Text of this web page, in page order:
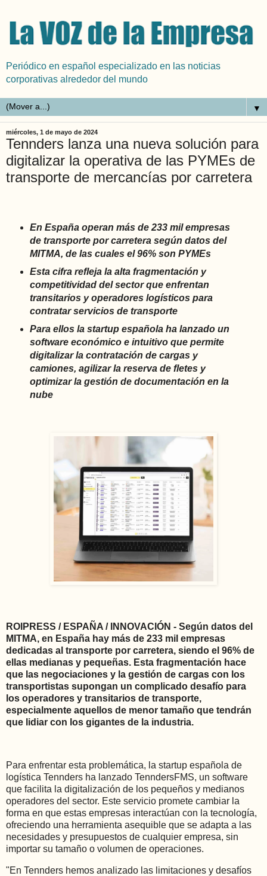
Periódico en español especializado en las noticias
corporativas alrededor del mundo
▼
miércoles, 1 de mayo de 2024
Tennders lanza una nueva solución para
digitalizar la operativa de las PYMEs de
transporte de mercancías por carretera
En España operan más de 233 mil empresas
de transporte por carretera según datos del
MITMA, de las cuales el 96% son PYMEs
Esta cifra refleja la alta fragmentación y
competitividad del sector que enfrentan
transitarios y operadores logísticos para
contratar servicios de transporte
Para ellos la startup española ha lanzado un
software económico e intuitivo que permite
digitalizar la contratación de cargas y
camiones, agilizar la reserva de fletes y
optimizar la gestión de documentación en la
nube
ROIPRESS / ESPAÑA / INNOVACIÓN - Según datos del
MITMA, en España hay más de 233 mil empresas
dedicadas al transporte por carretera, siendo el 96% de
ellas medianas y pequeñas. Esta fragmentación hace
que las negociaciones y la gestión de cargas con los
transportistas supongan un complicado desafío para
los operadores y transitarios de transporte,
especialmente aquellos de menor tamaño que tendrán
que lidiar con los gigantes de la industria.
Para enfrentar esta problemática, la startup española de
logística Tennders ha lanzado TenndersFMS, un software
que facilita la digitalización de los pequeños y medianos
operadores del sector. Este servicio promete cambiar la
forma en que estas empresas interactúan con la tecnología,
ofreciendo una herramienta asequible que se adapta a las
necesidades y presupuestos de cualquier empresa, sin
importar su tamaño o volumen de operaciones.
"En Tennders hemos analizado las limitaciones y desafíos